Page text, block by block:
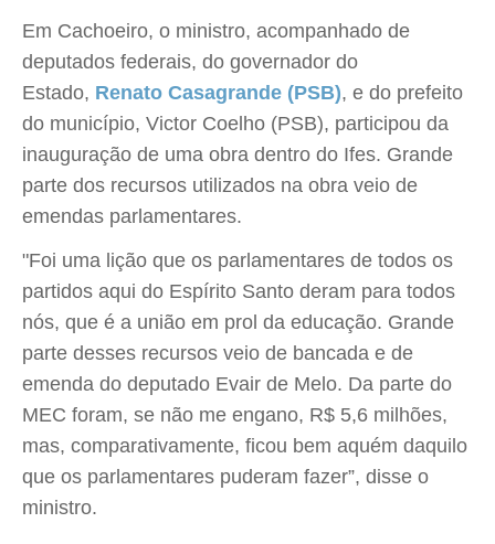
Em Cachoeiro, o ministro, acompanhado de
deputados federais, do governador do
Estado, Renato Casagrande (PSB), e do prefeito
do município, Victor Coelho (PSB), participou da
inauguração de uma obra dentro do Ifes. Grande
parte dos recursos utilizados na obra veio de
emendas parlamentares.
"Foi uma lição que os parlamentares de todos os
partidos aqui do Espírito Santo deram para todos
nós, que é a união em prol da educação. Grande
parte desses recursos veio de bancada e de
emenda do deputado Evair de Melo. Da parte do
MEC foram, se não me engano, R$ 5,6 milhões,
mas, comparativamente, ficou bem aquém daquilo
que os parlamentares puderam fazer”, disse o
ministro.